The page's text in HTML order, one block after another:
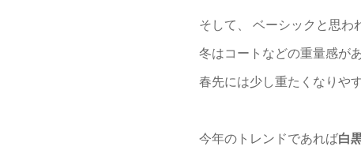
そして、 ベーシックと思わ
冬はコートなどの重量感が
春先には少し重たくなりやす
今年のトレンドであれば白